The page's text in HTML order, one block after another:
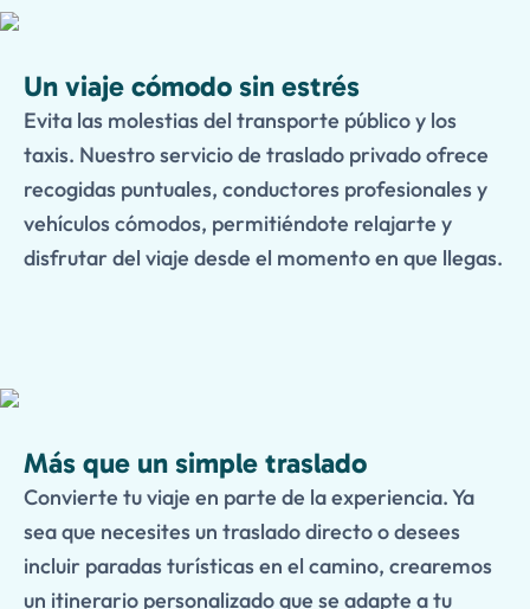
Un viaje cómodo sin estrés
Evita las molestias del transporte público y los
taxis. Nuestro servicio de traslado privado ofrece
recogidas puntuales, conductores profesionales y
vehículos cómodos, permitiéndote relajarte y
disfrutar del viaje desde el momento en que llegas.
Más que un simple traslado
Convierte tu viaje en parte de la experiencia. Ya
sea que necesites un traslado directo o desees
incluir paradas turísticas en el camino, crearemos
un itinerario personalizado que se adapte a tu